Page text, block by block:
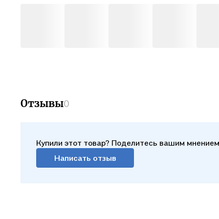
Отзывы0
Купили этот товар? Поделитесь вашим
Написать отзыв